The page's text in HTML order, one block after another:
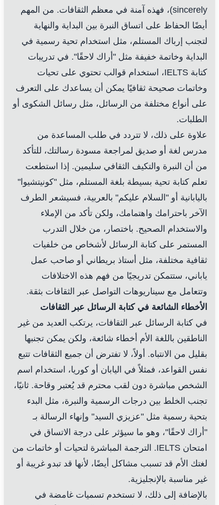
sincerely)، فهذه آمنة في معظم الثقافات. من المهم
أيضًا الحفاظ على اتساق النبرة بين البداية والنهاية
لتجنب إرباك المستلم، مثل استخدام تحية رسمية في
البداية وخاتمة خفيفة مثل "أراك لاحقًا". في تدريبات
كتابة IELTS، استخدام قوالب تحتوي على تحيات
وخاتمات صحيحة ثقافيًا يمكن أن يساعدك على التعرف
على أنواع مختلفة من الرسائل، مثل رسائل الشكوى أو
الطلبات.
علاوة على ذلك، لا تتردد في طلب المساعدة من
مدرس لغة أو صديق لمراجعة مسودة رسالتك، للتأكد
من أن النبرة والتكيف الثقافي سليمين. إذا استطعت
تعلم كتابة تحية بسيطة بلغة المستلم، مثل "كونيتشيوا"
باليابانية أو "السلام عليكم" بالعربية، فسيشعر الطرف
الآخر باحترامك واهتمامك، ولكن تأكد من الإملاء
والاستخدام الصحيح. باختصار، من خلال التدرب
المستمر على كتابة الرسائل لأشخاص من خلفيات
ثقافية مختلفة، مثل أستاذ بريطاني أو صاحب عمل
ياباني، ستتمكن تدريجيًا من فهم هذه الاختلافات
وتتعامل مع سيناريوهات التواصل عبر الثقافات بثقة.
الأخطاء الشائعة في كتابة الرسائل عبر الثقافات
في كتابة الرسائل عبر الثقافات، يرتكب العديد من غير
الناطقين باللغة الأم أخطاء شائعة، ولكن يمكن تجنبها
بقليل من الانتباه. أولاً، لا تفترض أن جميع الثقافات تتبع
نفس القواعد، فمثلاً في اليابان أو كوريا، استخدام اسم
الشخص مباشرة دون لقب محترم قد يُعتبر وقاحة. ثانيًا،
تجنب الخلط بين درجات الرسمية والنبرة، مثل البدء
بتحية رسمية مثل "عزيزي السيد" وإنهاء الرسالة بـ
"أراك لاحقًا"، وهو ما سيؤثر على درجة الاتساق في
امتحان IELTS. الترجمة المباشرة لتحيات أو خاتمات من
لغتك الأم قد تسبب مشاكل أيضًا، لأنها قد تبدو غريبة أو
غير مناسبة بالإنجليزية.
بالإضافة إلى ذلك، لا تستخدم تسميات غامضة في